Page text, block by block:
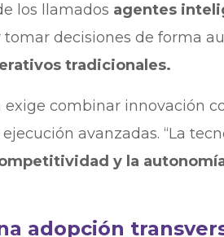
los llamados agentes
decisiones de forma
tradicionales.
exige combinar innovación
avanzadas. “La
y la
adopción